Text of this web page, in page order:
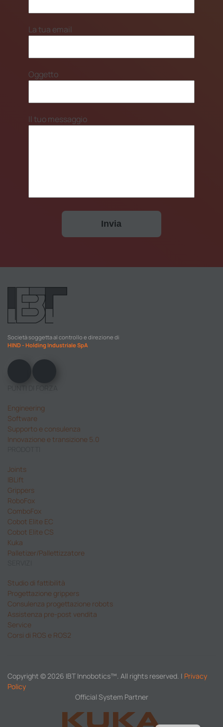
La tua email
Oggetto
Il tuo messaggio
Società soggetta al controllo e direzione di
HIND - Holding Industriale SpA
Engineering
Software
Supporto e consulenza
Innovazione e transizione 5.0
Joints
IBLift
Grippers
RoboFox
ComboFox
Cobot Elite EC
Cobot Elite CS
Kuka
Palletizer/Pallettizzatore
Studio di fattibilità
Progettazione grippers
Consulenza progettazione robots
Assistenza pre-post vendita
Service
Corsi di ROS e ROS2
Copyright © 2026 IBT Innobotics™. All rights reserved. | Privacy
Policy
Official System Partner